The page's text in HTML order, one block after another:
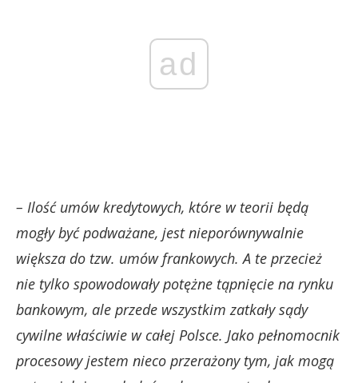
ad
– Ilość umów kredytowych, które w teorii będą
mogły być podważane, jest nieporównywalnie
większa do tzw. umów frankowych. A te przecież
nie tylko spowodowały potężne tąpnięcie na rynku
bankowym, ale przede wszystkim zatkały sądy
cywilne właściwie w całej Polsce. Jako pełnomocnik
procesowy jestem nieco przerażony tym, jak mogą